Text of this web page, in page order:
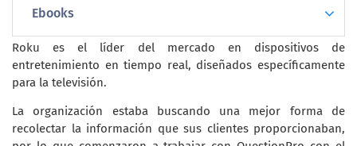
Ebooks
Roku es el líder del mercado en dispositivos de
entretenimiento en tiempo real, diseñados específicamente
para la televisión.
La organización estaba buscando una mejor forma de
recolectar la información que sus clientes proporcionaban,